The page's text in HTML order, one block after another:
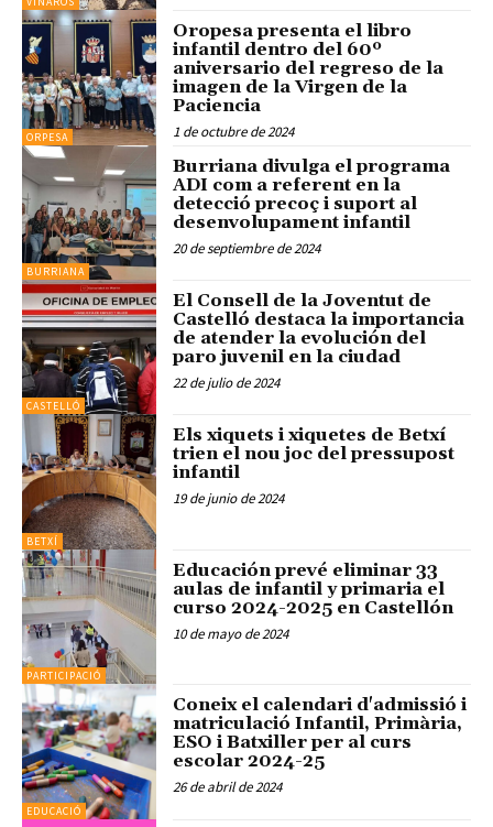
ORPESA
Oropesa presenta el libro
infantil dentro del 60º
aniversario del regreso de la
imagen de la Virgen de la
Paciencia
1 de octubre de 2024
BURRIANA
Burriana divulga el programa
ADI com a referent en la
detecció precoç i suport al
desenvolupament infantil
20 de septiembre de 2024
CASTELLÓ
El Consell de la Joventut de
Castelló destaca la importancia
de atender la evolución del
paro juvenil en la ciudad
22 de julio de 2024
BETXÍ
Els xiquets i xiquetes de Betxí
trien el nou joc del pressupost
infantil
19 de junio de 2024
PARTICIPACIÓ
Educación prevé eliminar 33
aulas de infantil y primaria el
curso 2024-2025 en Castellón
10 de mayo de 2024
EDUCACIÓ
Coneix el calendari d'admissió i
matriculació Infantil, Primària,
ESO i Batxiller per al curs
escolar 2024-25
26 de abril de 2024